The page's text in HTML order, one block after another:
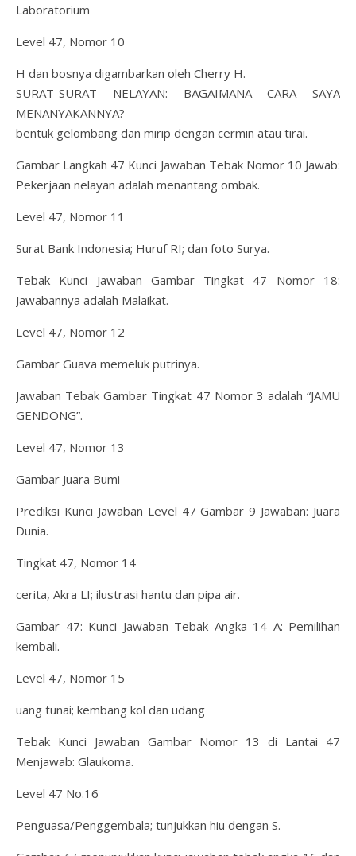
Laboratorium
Level 47, Nomor 10
H dan bosnya digambarkan oleh Cherry H.
SURAT-SURAT NELAYAN: BAGAIMANA CARA SAYA
MENANYAKANNYA?
bentuk gelombang dan mirip dengan cermin atau tirai.
Gambar Langkah 47 Kunci Jawaban Tebak Nomor 10 Jawab:
Pekerjaan nelayan adalah menantang ombak.
Level 47, Nomor 11
Surat Bank Indonesia; Huruf RI; dan foto Surya.
Tebak Kunci Jawaban Gambar Tingkat 47 Nomor 18:
Jawabannya adalah Malaikat.
Level 47, Nomor 12
Gambar Guava memeluk putrinya.
Jawaban Tebak Gambar Tingkat 47 Nomor 3 adalah “JAMU
GENDONG”.
Level 47, Nomor 13
Gambar Juara Bumi
Prediksi Kunci Jawaban Level 47 Gambar 9 Jawaban: Juara
Dunia.
Tingkat 47, Nomor 14
cerita, Akra LI; ilustrasi hantu dan pipa air.
Gambar 47: Kunci Jawaban Tebak Angka 14 A: Pemilihan
kembali.
Level 47, Nomor 15
uang tunai; kembang kol dan udang
Tebak Kunci Jawaban Gambar Nomor 13 di Lantai 47
Menjawab: Glaukoma.
Level 47 No.16
Penguasa/Penggembala; tunjukkan hiu dengan S.